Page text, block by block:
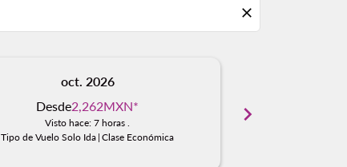
close
oct. 2026
Desde2,262MXN*
Visto hace: 7 horas .
Tipo de Vuelo Solo Ida | Clase Económica
chevron_right